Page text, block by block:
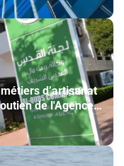
d’artisanat
de l'Agence